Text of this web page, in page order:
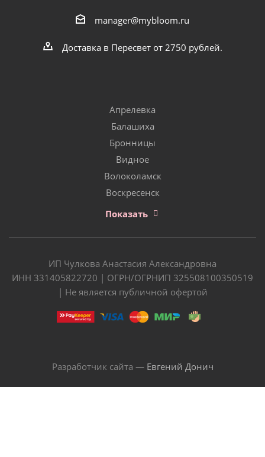
manager@mybloom.ru
Доставка в Пересвет от 2750 рублей.
Апрелевка
Балашиха
Бронницы
Видное
Волоколамск
Воскресенск
Показать
ИП Чулкова Анастасия Александровна
ИНН 331405822720 | ОГРН/ОГРНИП 325508100350519
| Не является публичной офертой
Разработчик сайта — Евгений Донич